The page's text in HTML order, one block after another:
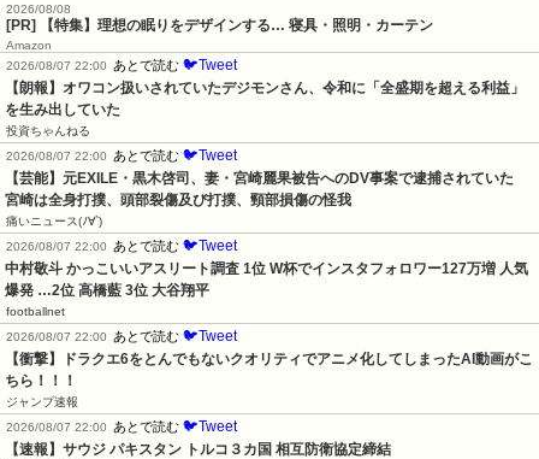
2026/08/08
[PR] 【特集】理想の眠りをデザインする… 寝具・照明・カーテン
Amazon
2026/08/07 22:00
あとで読む 🐦Tweet
【朗報】オワコン扱いされていたデジモンさん、令和に「全盛期を超える利益」
を生み出していた
投資ちゃんねる
2026/08/07 22:00
あとで読む 🐦Tweet
【芸能】元EXILE・黒木啓司、妻・宮崎麗果被告へのDV事案で逮捕されていた
宮崎は全身打撲、頭部裂傷及び打撲、頸部損傷の怪我
痛いニュース(ﾉ∀`)
2026/08/07 22:00
あとで読む 🐦Tweet
中村敬斗 かっこいいアスリート調査 1位 W杯でインスタフォロワー127万増 人気
爆発 …2位 高橋藍 3位 大谷翔平
footballnet
2026/08/07 22:00
あとで読む 🐦Tweet
【衝撃】ドラクエ6をとんでもないクオリティでアニメ化してしまったAI動画がこ
ちら！！！
ジャンプ速報
2026/08/07 22:00
あとで読む 🐦Tweet
【速報】サウジ パキスタン トルコ３カ国 相互防衛協定締結